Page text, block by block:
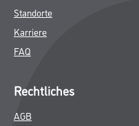
Standorte
Karriere
FAQ
Rechtliches
AGB